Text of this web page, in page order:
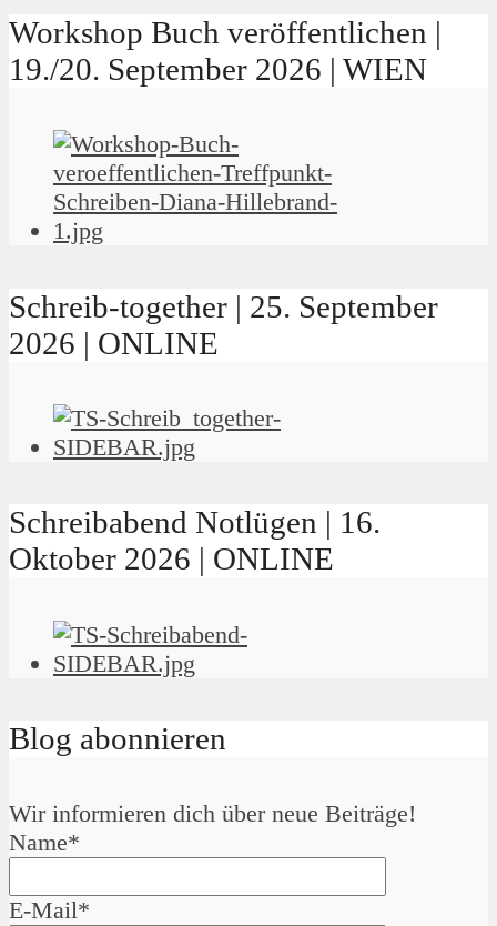
Workshop Buch veröffentlichen |
19./20. September 2026 | WIEN
Schreib-together | 25. September
2026 | ONLINE
Schreibabend Notlügen | 16.
Oktober 2026 | ONLINE
Blog abonnieren
Wir informieren dich über neue Beiträge!
Name*
E-Mail*